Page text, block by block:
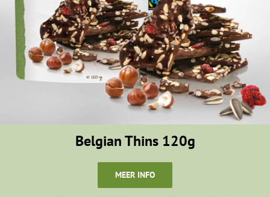
Belgian Thins 120g
MEER INFO